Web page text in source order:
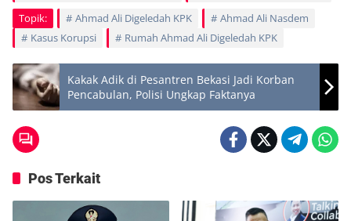
Topik:
Ahmad Ali Digeledah KPK
Ahmad Ali Nasdem
Kasus Korupsi
Rumah Ahmad Ali Digeledah KPK
Kakak Adik di Pesantren Bekasi Jadi Korban
Pencabulan, Polisi Ungkap Faktanya
Pos Terkait